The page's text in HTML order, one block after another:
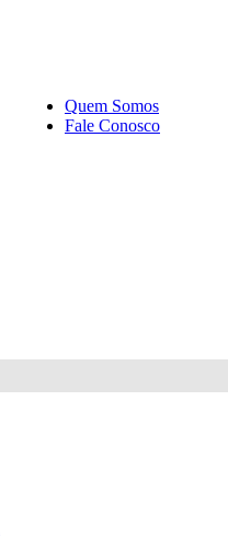
Quem Somos
Fale Conosco